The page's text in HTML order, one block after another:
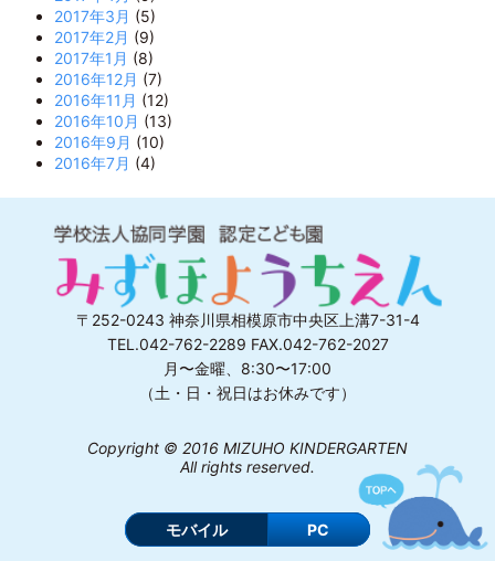
2017年3月 (5)
2017年2月 (9)
2017年1月 (8)
2016年12月 (7)
2016年11月 (12)
2016年10月 (13)
2016年9月 (10)
2016年7月 (4)
〒252-0243 神奈川県相模原市中央区上溝7-31-4
TEL.042-762-2289 FAX.042-762-2027
月〜金曜、8:30〜17:00
（土・日・祝日はお休みです）
Copyright © 2016 MIZUHO KINDERGARTEN
All rights reserved.
モバイル PC